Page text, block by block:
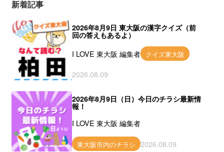
新着記事
2026年8月9日 東大阪の漢字クイズ（前
回の答えもあるよ）
I LOVE 東大阪 編集者 クイズ東大阪
2026.08.09
2026年8月9日（日）今日のチラシ最新情
報！
I LOVE 東大阪 編集者
東大阪市内のチラシ 2026.08.09